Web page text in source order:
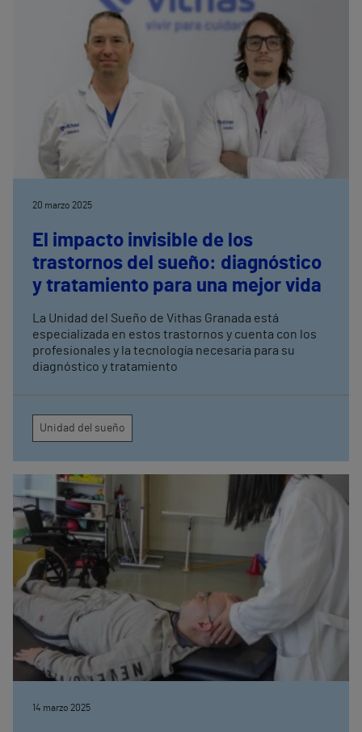
20 marzo 2025
El impacto invisible de los
trastornos del sueño: diagnóstico
y tratamiento para una mejor vida
La Unidad del Sueño de Vithas Granada está
especializada en estos trastornos y cuenta con los
profesionales y la tecnología necesaria para su
diagnóstico y tratamiento
Unidad del sueño
14 marzo 2025